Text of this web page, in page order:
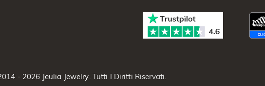
- 2026 Jeulia Jewelry . Tutti I Diritti Riservati.